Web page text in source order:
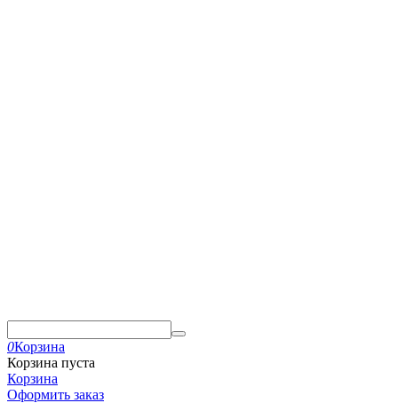
0Корзина
Корзина пуста
Корзина
Оформить заказ